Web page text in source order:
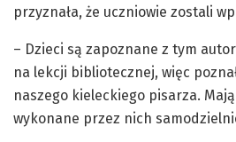
przyznała, że uczniowie zostali
– Dzieci są zapoznane z tym
na lekcji bibliotecznej, więc
naszego kieleckiego pisarza.
wykonane przez nich